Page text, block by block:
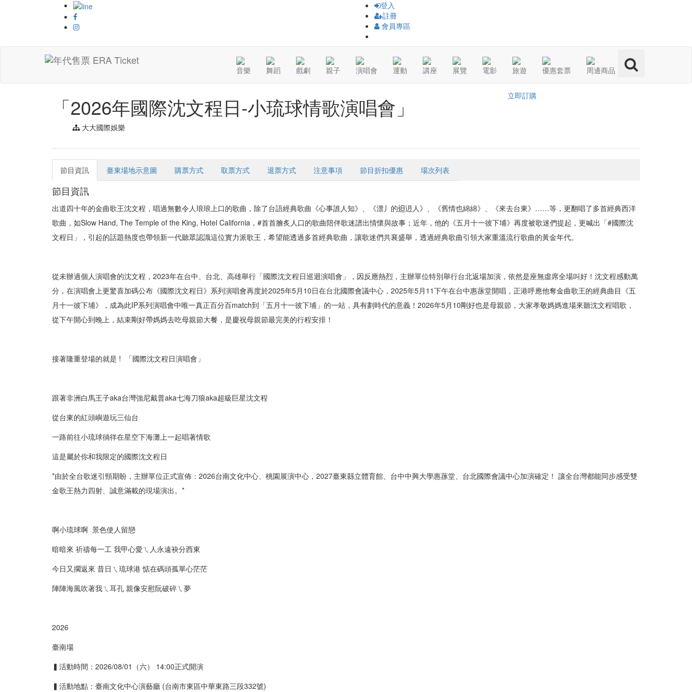
登入
註冊
會員專區
音樂 舞蹈 戲劇 親子 演唱會 運動 講座 展覽 電影 旅遊 優惠套票 周邊商品
首頁 > 演唱會類 分享：
「2026年國際沈文程日-小琉球情歌演唱會」
大大國際娛樂
立即訂購
節目資訊 臺東場地示意圖 購票方式 取票方式 退票方式 注意事項 節目折扣優惠 場次列表
節目資訊
出道四十年的金曲歌王沈文程，唱過無數令人琅琅上口的歌曲，除了台語經典歌曲《心事誰人知》、《漂丿的𨑨迌人》、《舊情也綿綿》、《來去台東》……等，更翻唱了多首經典西洋
歌曲，如Slow Hand, The Temple of the King, Hotel California，#首首膾炙人口的歌曲陪伴歌迷譜出情懷與故事；近年，他的《五月十一彼下埔》再度被歌迷們提起，更喊出「#國際沈
文程日」，引起的話題熱度也帶領新一代聽眾認識這位實力派歌王，希望能透過多首經典歌曲，讓歌迷們共襄盛舉，透過經典歌曲引領大家重溫流行歌曲的黃金年代。
從未辦過個人演唱會的沈文程，2023年在台中、台北、高雄舉行「國際沈文程日巡迴演唱會」，因反應熱烈，主辦單位特別舉行台北返場加演，依然是座無虛席全場叫好！沈文程感動萬
分，在演唱會上更驚喜加碼公布《國際沈文程日》系列演唱會再度於2025年5月10日在台北國際會議中心，2025年5月11下午在台中惠蓀堂開唱，正港呼應他奪金曲歌王的經典曲目《五
月十一彼下埔》，成為此IP系列演唱會中唯一真正百分百match到「五月十一彼下埔」的一站，具有劃時代的意義！2026年5月10剛好也是母親節，大家孝敬媽媽進場來聽沈文程唱歌，
從下午開心到晚上，結束剛好帶媽媽去吃母親節大餐，是慶祝母親節最完美的行程安排！
接著隆重登場的就是 ! 「國際沈文程日演唱會」
跟著非洲白馬王子aka台灣強尼戴普aka七海刀狼aka超級巨星沈文程
從台東的紅頭嶼遊玩三仙台
一路前往小琉球徜徉在星空下海灘上一起唱著情歌
這是屬於你和我限定的國際沈文程日
*由於全台歌迷引頸期盼，主辦單位正式宣佈：2026台南文化中心、桃園展演中心，2027臺東縣立體育館、台中中興大學惠蓀堂、台北國際會議中心加演確定！ 讓全台灣都能同步感受雙
金歌王熱力四射、誠意滿載的現場演出。*
啊小琉球啊 景色使人留戀
暗暗來 祈禱每一工 我甲心愛ㄟ人永遠袂分西東
今日又擱返來 昔日ㄟ琉球港 惦在碼頭孤單心茫茫
陣陣海風吹著我ㄟ耳孔 親像安慰阮破碎ㄟ夢
2026
臺南場
▍活動時間： 2026/08/01 （六） 14:00正式開演
▍活動地點：臺南文化中心演藝廳 (台南市東區中華東路三段332號)